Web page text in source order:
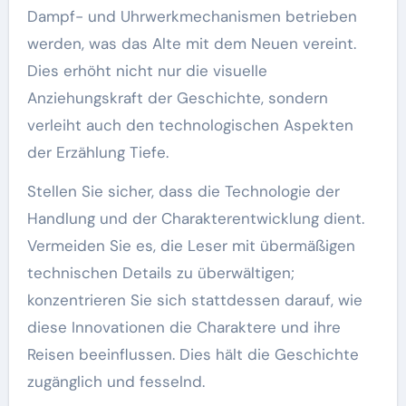
Dampf- und Uhrwerkmechanismen betrieben
werden, was das Alte mit dem Neuen vereint.
Dies erhöht nicht nur die visuelle
Anziehungskraft der Geschichte, sondern
verleiht auch den technologischen Aspekten
der Erzählung Tiefe.
Stellen Sie sicher, dass die Technologie der
Handlung und der Charakterentwicklung dient.
Vermeiden Sie es, die Leser mit übermäßigen
technischen Details zu überwältigen;
konzentrieren Sie sich stattdessen darauf, wie
diese Innovationen die Charaktere und ihre
Reisen beeinflussen. Dies hält die Geschichte
zugänglich und fesselnd.